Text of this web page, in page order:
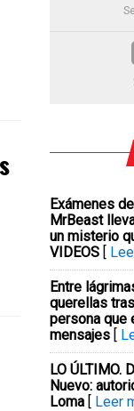
Exámenes
MrBeast
un misterio
VIDEOS [
Entre
querellas
persona que
mensajes [
LO ÚLTIMO.
Nuevo:
Loma [ Leer